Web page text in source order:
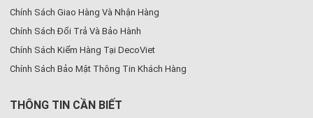
Chính Sách Giao Hàng Và Nhận Hàng
Chính Sách Đổi Trả Và Bảo Hành
Chính Sách Kiểm Hàng Tại DecoViet
Chính Sách Bảo Mật Thông Tin Khách Hàng
THÔNG TIN CẦN BIẾT